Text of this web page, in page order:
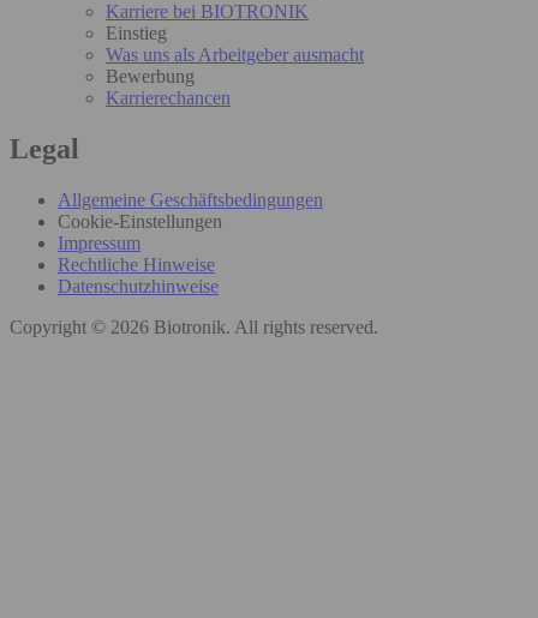
Karriere bei BIOTRONIK
Einstieg
Was uns als Arbeitgeber ausmacht
Bewerbung
Karrierechancen
Legal
Allgemeine Geschäftsbedingungen
Cookie-Einstellungen
Impressum
Rechtliche Hinweise
Datenschutzhinweise
Copyright © 2026 Biotronik. All rights reserved.